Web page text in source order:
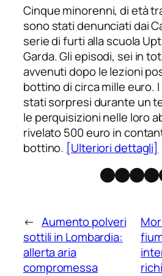
Cinque minorenni, di età
sono stati denunciati dai
serie di furti alla scuola
Garda. Gli episodi, sei in
avvenuti dopo le lezioni
bottino di circa mille euro.
stati sorpresi durante un
le perquisizioni nelle loro
rivelato 500 euro in
bottino. [Ulteriori dettagli]
X
← Aumento polveri
sottili in Lombardia:
allerta aria
compromessa